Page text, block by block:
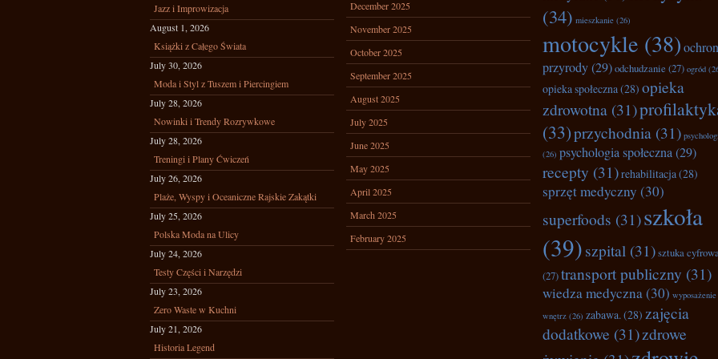
Jazz i Improwizacja
August 1, 2026
Książki z Całego Świata
July 30, 2026
Moda i Styl z Tuszem i Piercingiem
July 28, 2026
Nowinki i Trendy Rozrywkowe
July 28, 2026
Treningi i Plany Ćwiczeń
July 26, 2026
Plaże, Wyspy i Oceaniczne Rajskie Zakątki
July 25, 2026
Polska Moda na Ulicy
July 24, 2026
Testy Części i Narzędzi
July 23, 2026
Zero Waste w Kuchni
July 21, 2026
Historia Legend
December 2025
November 2025
October 2025
September 2025
August 2025
July 2025
June 2025
May 2025
April 2025
March 2025
February 2025
(34) mieszkanie (26)
motocykle (38)
przyrody(29)odchudzanie (27) ogród
opieka społeczna(28) opieka
zdrowotna (31)
(33)przychodnia (31)
(26) psychologia społeczna(29)
recepty (31)rehabilitacja(28)
sprzęt medyczny (30)
superfoods (31)szkoła
(39)szpital (31)sztuka
(27)transport publiczny (31)
wiedza medyczna(30) wyposażenie
wnętrz (26) zabawa.(28) zajęcia
dodatkowe (31)zdrowe